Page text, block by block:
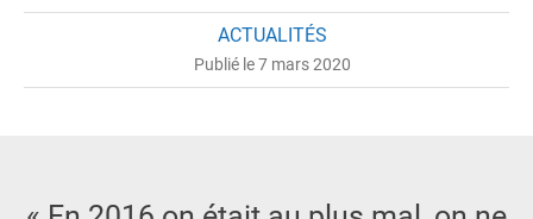
ACTUALITÉS
Publié le 7 mars 2020